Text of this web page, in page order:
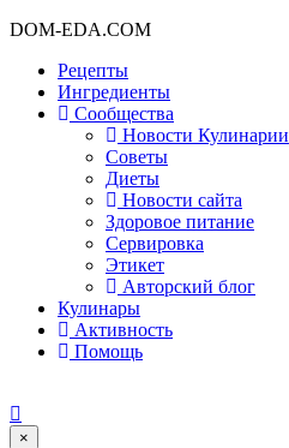
DOM-EDA.COM
Рецепты
Ингредиенты
Сообщества
Новости Кулинарии
Советы
Диеты
Новости сайта
Здоровое питание
Сервировка
Этикет
Авторский блог
Кулинары
Активность
Помощь
×